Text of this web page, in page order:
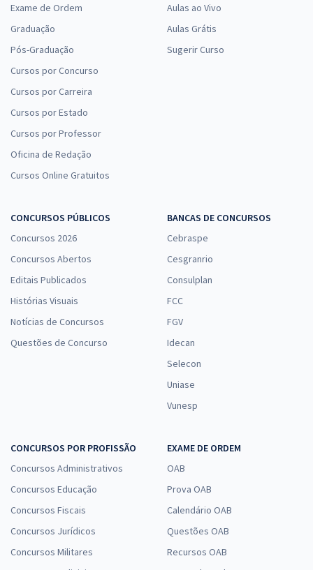
Exame de Ordem
Graduação
Pós-Graduação
Cursos por Concurso
Cursos por Carreira
Cursos por Estado
Cursos por Professor
Oficina de Redação
Cursos Online Gratuitos
Aulas ao Vivo
Aulas Grátis
Sugerir Curso
CONCURSOS PÚBLICOS
Concursos 2026
Concursos Abertos
Editais Publicados
Histórias Visuais
Notícias de Concursos
Questões de Concurso
BANCAS DE CONCURSOS
Cebraspe
Cesgranrio
Consulplan
FCC
FGV
Idecan
Selecon
Uniase
Vunesp
CONCURSOS POR PROFISSÃO
Concursos Administrativos
Concursos Educação
Concursos Fiscais
Concursos Jurídicos
Concursos Militares
EXAME DE ORDEM
OAB
Prova OAB
Calendário OAB
Questões OAB
Recursos OAB